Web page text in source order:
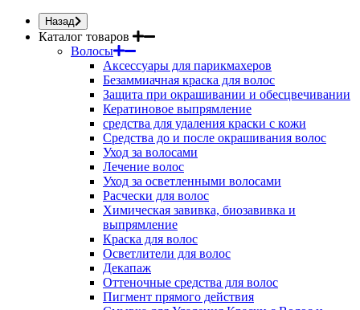
Назад
Каталог товаров
Волосы
Аксессуары для парикмахеров
Безаммиачная краска для волос
Защита при окрашивании и обесцвечивании
Кератиновое выпрямление
средства для удаления краски с кожи
Средства до и после окрашивания волос
Уход за волосами
Лечение волос
Уход за осветленными волосами
Расчески для волос
Химическая завивка, биозавивка и
выпрямление
Краска для волос
Осветлители для волос
Декапаж
Оттеночные средства для волос
Пигмент прямого действия